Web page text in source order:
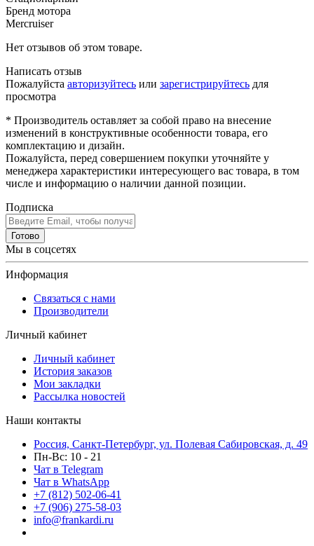
Бренд мотора
Mercruiser
Нет отзывов об этом товаре.
Написать отзыв
Пожалуйста авторизуйтесь или зарегистрируйтесь для
просмотра
* Производитель оставляет за собой право на внесение
изменений в конструктивные особенности товара, его
комплектацию и дизайн.
Пожалуйста, перед совершением покупки уточняйте у
менеджера характеристики интересующего вас товара, в том
числе и информацию о наличии данной позиции.
Подписка
Готово
Мы в соцсетях
Информация
Связаться с нами
Производители
Личный кабинет
Личный кабинет
История заказов
Мои закладки
Рассылка новостей
Наши контакты
Россия, Санкт-Петербург, ул. Полевая Сабировская, д. 49
Пн-Вс: 10 - 21
Чат в Telegram
Чат в WhatsApp
+7 (812) 502-06-41
+7 (906) 275-58-03
info@frankardi.ru